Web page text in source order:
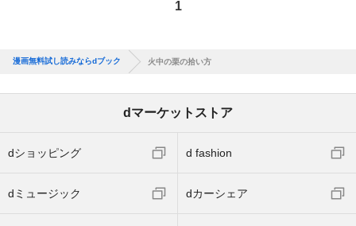
1
漫画無料試し読みならdブック 火中の栗の拾い方
dマーケットストア
dショッピング d fashion
dミュージック dカーシェア